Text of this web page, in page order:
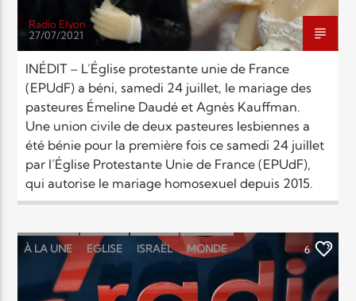
Radio Elyon
27/07/2021
INÉDIT – L’Église protestante unie de France
(EPUdF) a béni, samedi 24 juillet, le mariage des
pasteures Émeline Daudé et Agnès Kauffman.
Une union civile de deux pasteures lesbiennes a
été bénie pour la première fois ce samedi 24 juillet
par l’Église Protestante Unie de France (EPUdF),
qui autorise le mariage homosexuel depuis 2015.
À LA UNE EGLISE ISRAËL MONDE
RELIGIONS
6